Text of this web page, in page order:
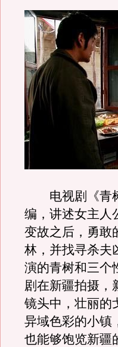
电视剧《青树
编，讲述女主人
变故之后，勇敢
林，并找寻杀夫
演的青树和三个
剧在新疆拍摄，
镜头中，壮丽的
异域色彩的小镇
也能够饱览新疆